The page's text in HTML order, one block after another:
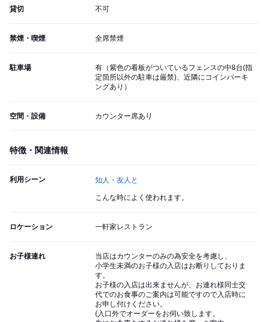
貸切 不可
禁煙・喫煙 全席禁煙
駐車場
有（紫色の看板がついているフェンスの中8台(指
定箇所以外の駐車は厳禁)、近隣にコインパーキ
ングあり）
空間・設備 カウンター席あり
特徴・関連情報
利用シーン 知人・友人と
こんな時によく使われます。
ロケーション 一軒家レストラン
お子様連れ
当店はカウンターのみの為安全を考慮し、
小学生未満のお子様の入店はお断りしておりま
す。
お子様の入店は出来ませんが、お連れ様同士交
代でのお食事のご案内は可能ですので入店時に
お申し付けください。
(入口外でオーダーをお伺い致します。